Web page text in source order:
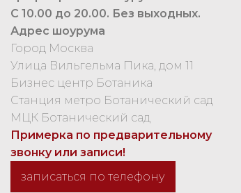
С 10.00 до 20.00. Без выходных.
Адрес шоурума
Город Москва
Улица Вильгельма Пика, дом 11
Бизнес центр Ботаника
Станция метро Ботанический сад
МЦК Ботанический сад
Примерка по предварительному
звонку или записи!
записаться по телефону